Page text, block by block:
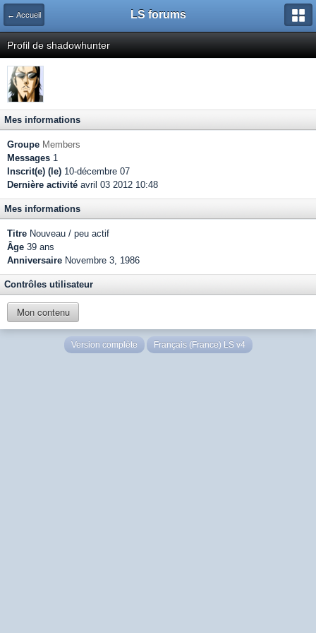
← Accueil LS forums
Profil de shadowhunter
Mes informations
Groupe Members
Messages 1
Inscrit(e) (le) 10-décembre 07
Dernière activité avril 03 2012 10:48
Mes informations
Titre Nouveau / peu actif
Âge 39 ans
Anniversaire Novembre 3, 1986
Contrôles utilisateur
Mon contenu
Version complète Français (France) LS v4